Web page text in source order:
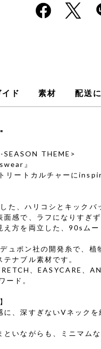
ド 素材 配送
THEME>
』
リートカルチャーに
た、ハリコシとキックバ
感で、ラフになりすぎ
え方を両立した、90sム
ュポン社の開発糸で、植
ナブル素材です。
、EASYCARE、
ード。
に、深すぎないVネック
といながらも、ミニマム